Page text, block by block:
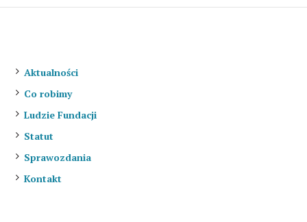
Aktualności
Co robimy
Ludzie Fundacji
Statut
Sprawozdania
Kontakt